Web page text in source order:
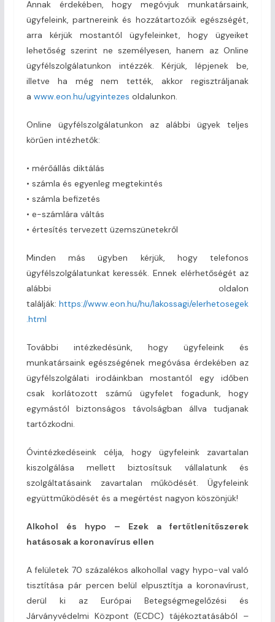
Annak érdekében, hogy megóvjuk munkatársaink,
ügyfeleink, partnereink és hozzátartozóik egészségét,
arra kérjük mostantól ügyfeleinket, hogy ügyeiket
lehetőség szerint ne személyesen, hanem az Online
ügyfélszolgálatunkon intézzék. Kérjük, lépjenek be,
illetve ha még nem tették, akkor regisztráljanak
a www.eon.hu/ugyintezes oldalunkon.
Online ügyfélszolgálatunkon az alábbi ügyek teljes
körűen intézhetők:
• mérőállás diktálás
• számla és egyenleg megtekintés
• számla befizetés
• e-számlára váltás
• értesítés tervezett üzemszünetekről
Minden más ügyben kérjük, hogy telefonos
ügyfélszolgálatunkat keressék. Ennek elérhetőségét az
alábbi oldalon
találják:https://www.eon.hu/hu/lakossagi/elerhetosegek
.html
További intézkedésünk, hogy ügyfeleink és
munkatársaink egészségének megóvása érdekében az
ügyfélszolgálati irodáinkban mostantól egy időben
csak korlátozott számú ügyfelet fogadunk, hogy
egymástól biztonságos távolságban állva tudjanak
tartózkodni.
Óvintézkedéseink célja, hogy ügyfeleink zavartalan
kiszolgálása mellett biztosítsuk vállalatunk és
szolgáltatásaink zavartalan működését. Ügyfeleink
együttműködését és a megértést nagyon köszönjük!
Alkohol és hypo – Ezek a fertőtlenítőszerek
hatásosak a koronavírus ellen
A felületek 70 százalékos alkohollal vagy hypo-val való
tisztítása pár percen belül elpusztítja a koronavírust,
derül ki az Európai Betegségmegelőzési és
Járványvédelmi Központ (ECDC) tájékoztatásából –